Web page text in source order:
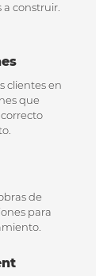
a construir.
clientes en
que
de
para